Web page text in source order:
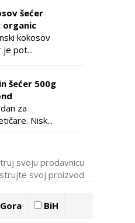
šećer
organic
kokosov
je pot...
šećer 500g
za
Nisk...
svoju prodavnicu
svoj proizvod
BiH